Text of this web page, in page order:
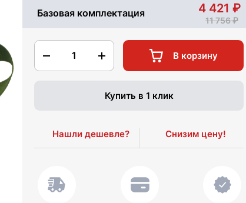
Базовая комплектация 4 421
11 756
1 В корзину
Купить в 1 клик
Нашли дешевле? Снизим цену!